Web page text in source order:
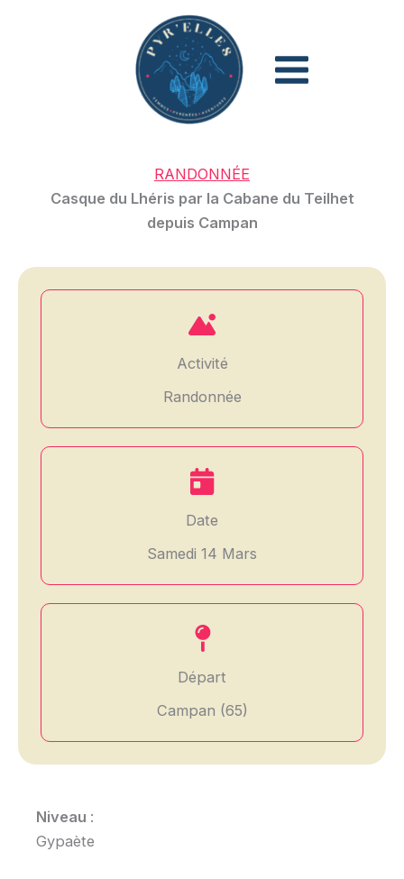
RANDONNÉE
Casque du Lhéris par la Cabane du Teilhet
depuis Campan
Activité
Randonnée
Date
Samedi 14 Mars
Départ
Campan (65)
Niveau :
Gypaète